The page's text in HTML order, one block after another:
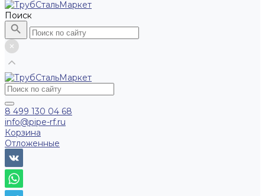
Поиск
8 499 130 04 68
info@pipe-rf.ru
Корзина
Отложенные